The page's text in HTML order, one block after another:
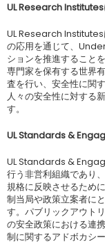
UL Research Institutes
UL Research Institutes
の応用を通じて、
ションを推進すること
専門家を保有する世界
査を行い、安全性に関
人々の安全性に対する
す。
UL Standards &
UL Standards &
行う非営利組織であり
規格に反映させるため
制当局や政策立案者に
す。パブリックアウト
の安全政策における連
制に関するアドボカシ